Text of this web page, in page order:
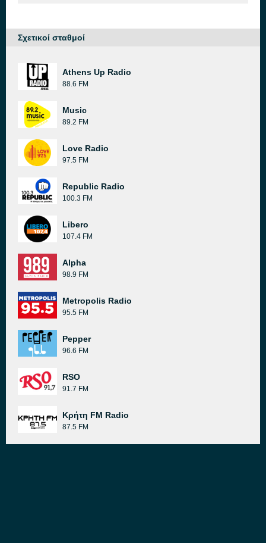
Σχετικοί σταθμοί
Athens Up Radio
88.6 FM
Music
89.2 FM
Love Radio
97.5 FM
Republic Radio
100.3 FM
Libero
107.4 FM
Alpha
98.9 FM
Metropolis Radio
95.5 FM
Pepper
96.6 FM
RSO
91.7 FM
Κρήτη FM Radio
87.5 FM